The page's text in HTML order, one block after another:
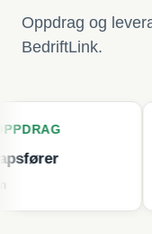
Oppdrag og
BedriftLink.
NYTT